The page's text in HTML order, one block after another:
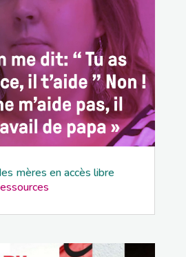
mères en accès libre